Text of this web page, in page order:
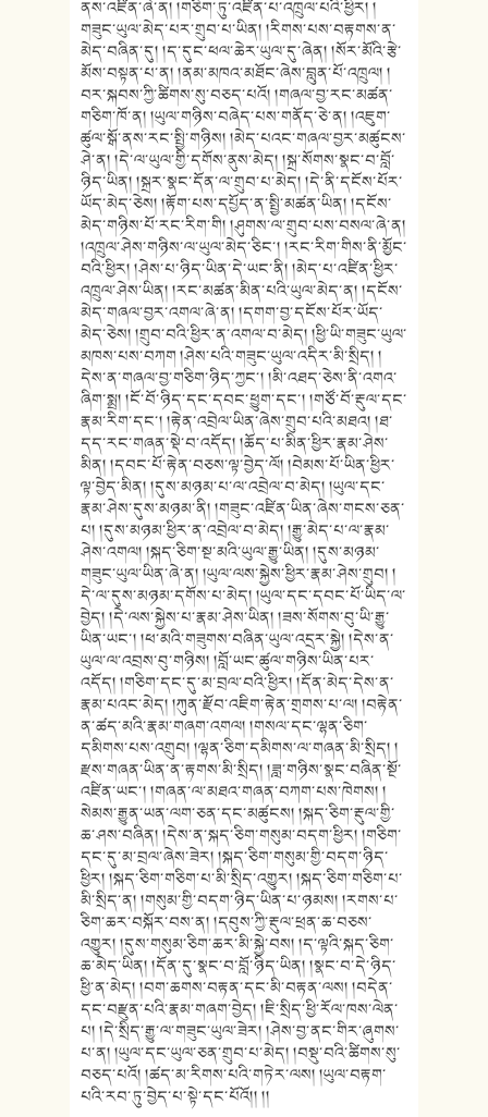
ནས་འཛིན་ཞེ་ན། །གཅིག་ཏུ་འཛིན་པ་འཁྲུལ་པའི་ཕྱིར། །
གཟུང་ཡུལ་མེད་པར་གྲུབ་པ་ཡིན། །རིགས་པས་བརྟགས་ན་
མེད་བཞིན་དུ། །ད་དུང་ཕལ་ཆེར་ཡུལ་དུ་ཞེན། །སོར་མོའི་རྩེ་
མོས་བསྟན་པ་ན། །ནམ་མཁའ་མཐོང་ཞེས་བླུན་པོ་འཁྲུལ། །
བར་སྐབས་ཀྱི་ཚིགས་སུ་བཅད་པའོ། །གཞལ་བྱ་རང་མཚན་
གཅིག་ཁོ་ན། །ཡུལ་གཉིས་བཞེད་པས་གནོད་ཅེ་ན། །འཇུག་
ཚུལ་སྒོ་ནས་རང་སྤྱི་གཉིས། །མེད་པའང་གཞལ་བྱར་མཚུངས་
ཤེ་ན། །དེ་ལ་ཡུལ་གྱི་དགོས་ནུས་མེད། །སྐྲ་སོགས་སྣང་བ་བློ་
ཉིད་ཡིན། །སྐྲར་སྣང་དོན་ལ་གྲུབ་པ་མེད། །དེ་ནི་དངོས་པོར་
ཡོད་མེད་ཅེས། །རྟོག་པས་དཔྱོད་ན་སྤྱི་མཚན་ཡིན། །དངོས་
མེད་གཉིས་པོ་རང་རིག་གི། །ཤུགས་ལ་གྲུབ་པས་བསལ་ཞེ་ན།
།འཁྲུལ་ཤེས་གཉིས་ལ་ཡུལ་མེད་ཅིང་། །རང་རིག་གིས་ནི་མྱོང་
བའི་ཕྱིར། །ཤེས་པ་ཉིད་ཡིན་དེ་ཡང་ནི། །མེད་པ་འཛིན་ཕྱིར་
འཁྲུལ་ཤེས་ཡིན། །རང་མཚན་མིན་པའི་ཡུལ་མེད་ན། །དངོས་
མེད་གཞལ་བྱར་འགལ་ཞེ་ན། །དགག་བྱ་དངོས་པོར་ཡོད་
མེད་ཅེས། །གྲུབ་བའི་ཕྱིར་ན་འགལ་བ་མེད། །ཕྱི་ཡི་གཟུང་ཡུལ་
མཁས་པས་བཀག །ཤེས་པའི་གཟུང་ཡུལ་འདིར་མི་སྲིད། །
དེས་ན་གཞལ་བྱ་གཅིག་ཉིད་ཀྱང་། །མི་འཐད་ཅེས་ནི་འགའ་
ཞིག་སྨྲ། །ངོ་བོ་ཉིད་དང་དབང་ཕྱུག་དང་། །གཙོ་བོ་རྡུལ་དང་
རྣམ་རིག་དང་། །རྟེན་འབྲེལ་ཡིན་ཞེས་གྲུབ་པའི་མཐའ། །ཐ་
དད་རང་གཞན་སྡེ་བ་འདོད། །ཆོད་པ་མིན་ཕྱིར་རྣམ་ཤེས་
མིན། །དབང་པོ་རྟེན་བཅས་ལྟ་བྱེད་ལོ། །བེམས་པོ་ཡིན་ཕྱིར་
ལྟ་བྱེད་མིན། །དུས་མཉམ་པ་ལ་འབྲེལ་བ་མེད། །ཡུལ་དང་
རྣམ་ཤེས་དུས་མཉམ་ནི། །གཟུང་འཛིན་ཡིན་ཞེས་གངས་ཅན་
པ། །དུས་མཉམ་ཕྱིར་ན་འབྲེལ་བ་མེད། །རྒྱུ་མེད་པ་ལ་རྣམ་
ཤེས་འགལ། །སྐད་ཅིག་སྔ་མའི་ཡུལ་རྒྱུ་ཡིན། །དུས་མཉམ་
གཟུང་ཡུལ་ཡིན་ཞེ་ན། །ཡུལ་ལས་སྐྱེས་ཕྱིར་རྣམ་ཤེས་གྲུབ། །
དེ་ལ་དུས་མཉམ་དགོས་པ་མེད། །ཡུལ་དང་དབང་པོ་ཡིད་ལ་
བྱེད། །དེ་ལས་སྐྱེས་པ་རྣམ་ཤེས་ཡིན། །ཟས་སོགས་བུ་ཡི་རྒྱུ་
ཡིན་ཡང་། །ཕ་མའི་གཟུགས་བཞིན་ཡུལ་འདྲར་སྐྱེ། །དེས་ན་
ཡུལ་ལ་འབྲས་བུ་གཉིས། །བློ་ཡང་ཚུལ་གཉིས་ཡིན་པར་
འདོད། །གཅིག་དང་དུ་མ་བྲལ་བའི་ཕྱིར། །དོན་མེད་དེས་ན་
རྣམ་པའང་མེད། །ཀུན་རྫོབ་འཇིག་རྟེན་གྲགས་པ་ལ། །བརྟེན་
ན་ཚད་མའི་རྣམ་གཞག་འགལ། །གསལ་དང་ལྷན་ཅིག་
དམིགས་པས་འགྲུབ། །ལྷན་ཅིག་དམིགས་ལ་གཞན་མི་སྲིད། །
རྫས་གཞན་ཡིན་ན་རྟགས་མི་སྲིད། །ཟླ་གཉིས་སྣང་བཞིན་སྔོ་
འཛིན་ཡང་། །གཞན་ལ་མཐའ་གཞན་བཀག་པས་ཁེགས། །
སེམས་རྒྱུན་ཡན་ལག་ཅན་དང་མཚུངས། །སྐད་ཅིག་རྡུལ་གྱི་
ཆ་ཤས་བཞིན། །དེས་ན་སྐད་ཅིག་གསུམ་བདག་ཕྱིར། །གཅིག་
དང་དུ་མ་བྲལ་ཞེས་ཟེར། །སྐད་ཅིག་གསུམ་གྱི་བདག་ཉིད་
ཕྱིར། །སྐད་ཅིག་གཅིག་པ་མི་སྲིད་འགྱུར། །སྐད་ཅིག་གཅིག་པ་
མི་སྲིད་ན། །གསུམ་གྱི་བདག་ཉིད་ཡིན་པ་ཉམས། །རགས་པ་
ཅིག་ཆར་བསྐོར་བས་ན། །དབུས་ཀྱི་རྡུལ་ཕྲན་ཆ་བཅས་
འགྱུར། །དུས་གསུམ་ཅིག་ཆར་མི་སྐྱེ་བས། །ད་ལྟའི་སྐད་ཅིག་
ཆ་མེད་ཡིན། །དོན་དུ་སྣང་བ་བློ་ཉིད་ཡིན། །སྣང་བ་དེ་ཉིད་
ཕྱི་ན་མེད། །བག་ཆགས་བརྟན་དང་མི་བརྟན་ལས། །བདེན་
དང་བརྫུན་པའི་རྣམ་གཞག་བྱེད། །ཇི་སྲིད་ཕྱི་རོལ་ཁས་ལེན་
པ། །དེ་སྲིད་རྒྱུ་ལ་གཟུང་ཡུལ་ཟེར། །ཤེས་བྱ་ནང་གིར་ཞུགས་
པ་ན། །ཡུལ་དང་ཡུལ་ཅན་གྲུབ་པ་མེད། །བསྡུ་བའི་ཚིགས་སུ་
བཅད་པའོ། །ཚད་མ་རིགས་པའི་གཏེར་ལས། །ཡུལ་བརྟག་
པའི་རབ་ཏུ་བྱེད་པ་སྟེ་དང་པོའོ།། །།